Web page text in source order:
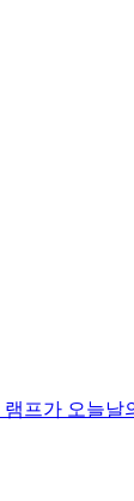
프가 오늘날